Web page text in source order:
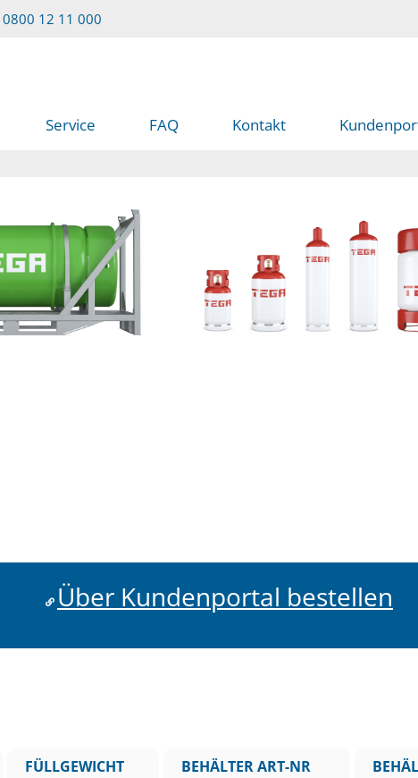
0800 12 11 000
Service FAQ Kontakt
Über Kundenportal bestellen
FÜLLGEWICHT BEHÄLTER ART-NR